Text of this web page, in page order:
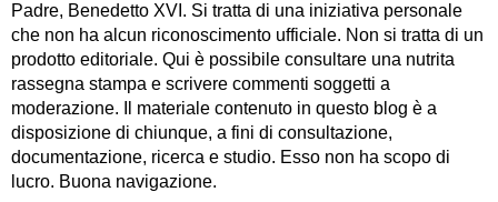
Padre, Benedetto XVI. Si tratta di una iniziativa personale
che non ha alcun riconoscimento ufficiale. Non si tratta di un
prodotto editoriale. Qui è possibile consultare una nutrita
rassegna stampa e scrivere commenti soggetti a
moderazione. Il materiale contenuto in questo blog è a
disposizione di chiunque, a fini di consultazione,
documentazione, ricerca e studio. Esso non ha scopo di
lucro. Buona navigazione.